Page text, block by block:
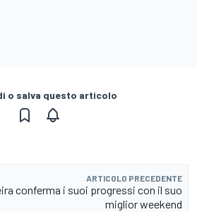
o salva questo articolo
ARTICOLO PRECEDENTE
conferma i suoi progressi con il suo
miglior weekend